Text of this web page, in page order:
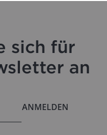
sich für
an
ANMELDEN